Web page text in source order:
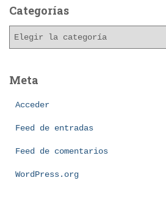
h
o
Categorías
g
Meta
Acceder
Feed de entradas
Feed de comentarios
WordPress.org